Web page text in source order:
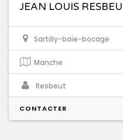
JEAN LOUIS
Sartilly-baie-bocage
Manche
Resbeut
CONTACTER